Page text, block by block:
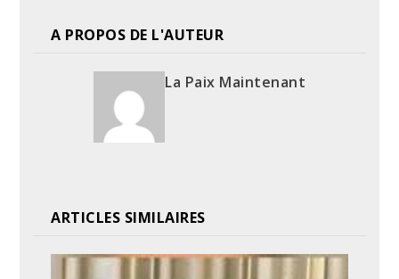
A PROPOS DE L'AUTEUR
La Paix Maintenant
ARTICLES SIMILAIRES